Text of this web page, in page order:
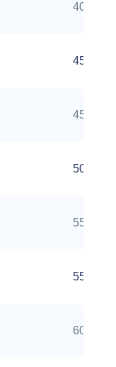
40 mm
45 mm
45 mm
50 mm
55 mm
55 mm
60 mm